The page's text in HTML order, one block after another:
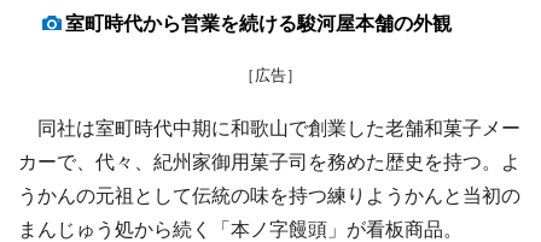
室町時代から営業を続ける駿河屋本舗の外観
［広告］
同社は室町時代中期に和歌山で創業した老舗和菓子メー
カーで、代々、紀州家御用菓子司を務めた歴史を持つ。よ
うかんの元祖として伝統の味を持つ練りようかんと当初の
まんじゅう処から続く「本ノ字饅頭」が看板商品。